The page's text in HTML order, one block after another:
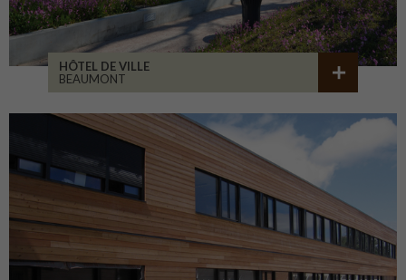
HÔTEL DE VILLE
BEAUMONT